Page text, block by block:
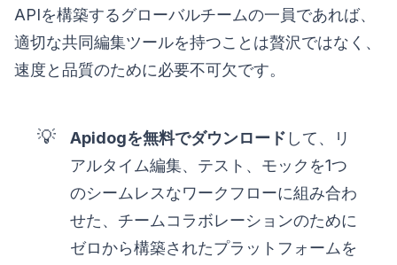
APIを構築するグローバルチームの一員であれば、
適切な共同編集ツールを持つことは贅沢ではなく、
速度と品質のために必要不可欠です。
💡 Apidogを無料でダウンロード して、リ
アルタイム編集、テスト、モックを1つ
のシームレスなワークフローに組み合わ
せた、チームコラボレーションのために
ゼロから構築されたプラットフォームを